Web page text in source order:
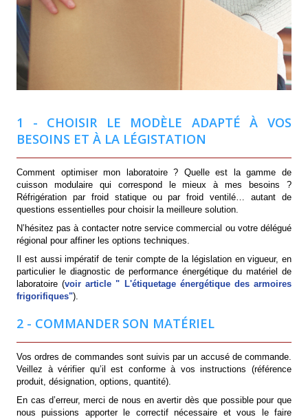
1 - CHOISIR LE MODÈLE ADAPTÉ À VOS
BESOINS ET À LA LÉGISTATION
Comment optimiser mon laboratoire ? Quelle est la gamme de
cuisson modulaire qui correspond le mieux à mes besoins ?
Réfrigération par froid statique ou par froid ventilé… autant de
questions essentielles pour choisir la meilleure solution.
N’hésitez pas à contacter notre service commercial ou votre délégué
régional pour affiner les options techniques.
Il est aussi impératif de tenir compte de la législation en vigueur, en
particulier le diagnostic de performance énergétique du matériel de
laboratoire (voir article " L'étiquetage énergétique des armoires
frigorifiques").
2 - COMMANDER SON MATÉRIEL
Vos ordres de commandes sont suivis par un accusé de commande.
Veillez à vérifier qu’il est conforme à vos instructions (référence
produit, désignation, options, quantité).
En cas d’erreur, merci de nous en avertir dès que possible pour que
nous puissions apporter le correctif nécessaire et vous le faire